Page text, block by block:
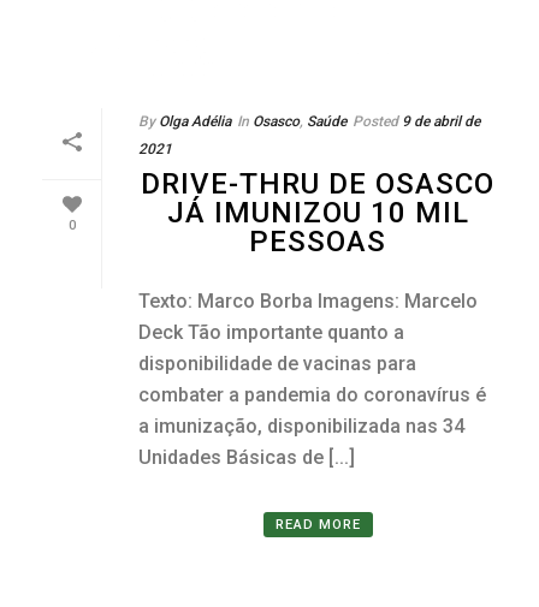
0
By Olga Adélia In Osasco, Saúde Posted 9 de abril de
2021
DRIVE-THRU DE OSASCO
JÁ IMUNIZOU 10 MIL
PESSOAS
Texto: Marco Borba Imagens: Marcelo
Deck Tão importante quanto a
disponibilidade de vacinas para
combater a pandemia do coronavírus é
a imunização, disponibilizada nas 34
Unidades Básicas de [...]
READ MORE